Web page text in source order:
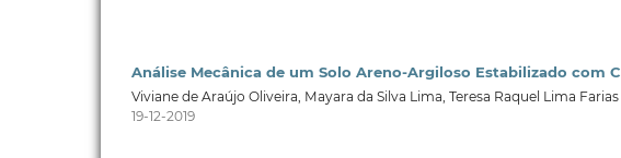
Análise Mecânica de um Solo Areno-Argiloso Estabilizado com
Viviane de Araújo Oliveira, Mayara da Silva Lima, Teresa Raquel Lima Farias
19-12-2019